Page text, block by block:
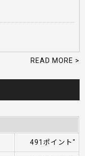
READ MORE >
491ポイント"